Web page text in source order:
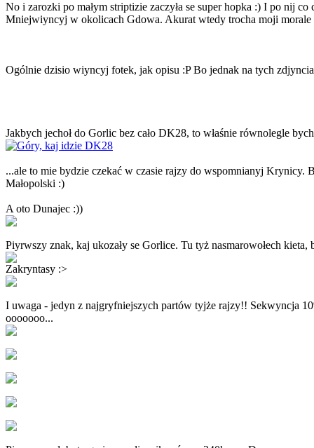
No i zarozki po małym striptizie zaczyła se super hopka :) I po nij
Mniejwiyncyj w okolicach Gdowa. Akurat wtedy trocha moji morale
Ogólnie dzisio wiyncyj fotek, jak opisu :P Bo jednak na tych
Jakbych jechoł do Gorlic bez cało DK28, to właśnie równolegle
...ale to mie bydzie czekać w czasie rajzy do wspomnianyj Krynicy.
Małopolski :)
A oto Dunajec :))
Piyrwszy znak, kaj ukozały se Gorlice. Tu tyż nasmarowołech
Zakryntasy :>
I uwaga - jedyn z najgryfniejszych partów tyjże rajzy!! Sekwyncja
ooooooo...